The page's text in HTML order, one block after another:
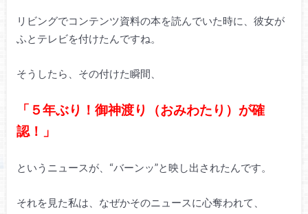
リビングでコンテンツ資料の本を読んでいた時に、彼女が
ふとテレビを付けたんですね。
そうしたら、その付けた瞬間、
「５年ぶり！御神渡り（おみわたり）が確
認！」
というニュースが、“バーンッ”と映し出されたんです。
それを見た私は、なぜかそのニュースに心奪われて、